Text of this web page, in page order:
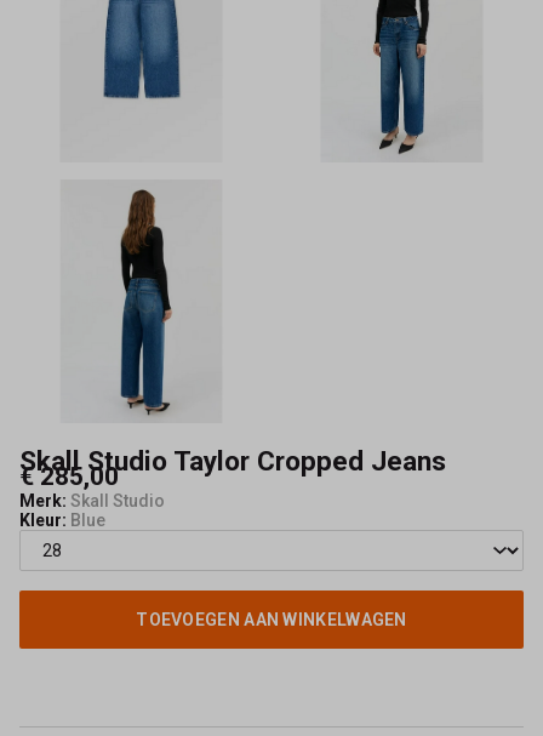
Maeve
Skall Studio Taylor Cropped Jeans
€ 285,00
Merk: Skall Studio
Kleur: Blue
TOEVOEGEN AAN WINKELWAGEN